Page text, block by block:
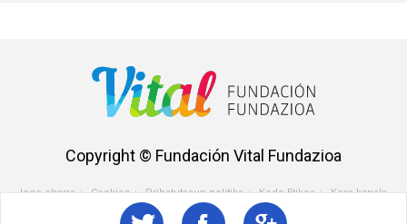
Copyright © Fundación Vital Fundazioa
lege oharra Cookies Pribatutasun politika Kode Etikoa Kexa kanala